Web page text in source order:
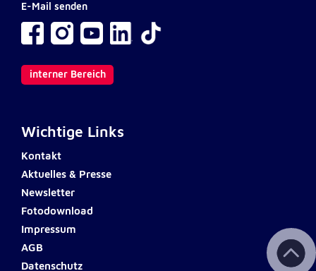
E-Mail senden
interner Bereich
Wichtige Links
Kontakt
Aktuelles & Presse
Newsletter
Fotodownload
Impressum
AGB
Datenschutz
Einbinden von interaktiven Google Karten
Cookie Laufzeit: